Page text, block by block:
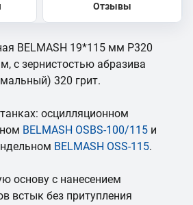
Отзывы
BELMASH 19*115 мм P320
с зернистостью абразива
320 грит.
осцилляционном
BELMASH OSBS-100/115 и
BELMASH OSS-115.
основу с нанесением
встык без притупления